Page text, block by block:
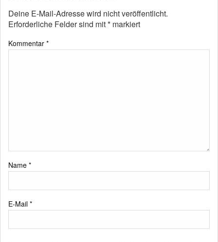
Deine E-Mail-Adresse wird nicht veröffentlicht.
Erforderliche Felder sind mit* markiert
Kommentar *
Name *
E-Mail *